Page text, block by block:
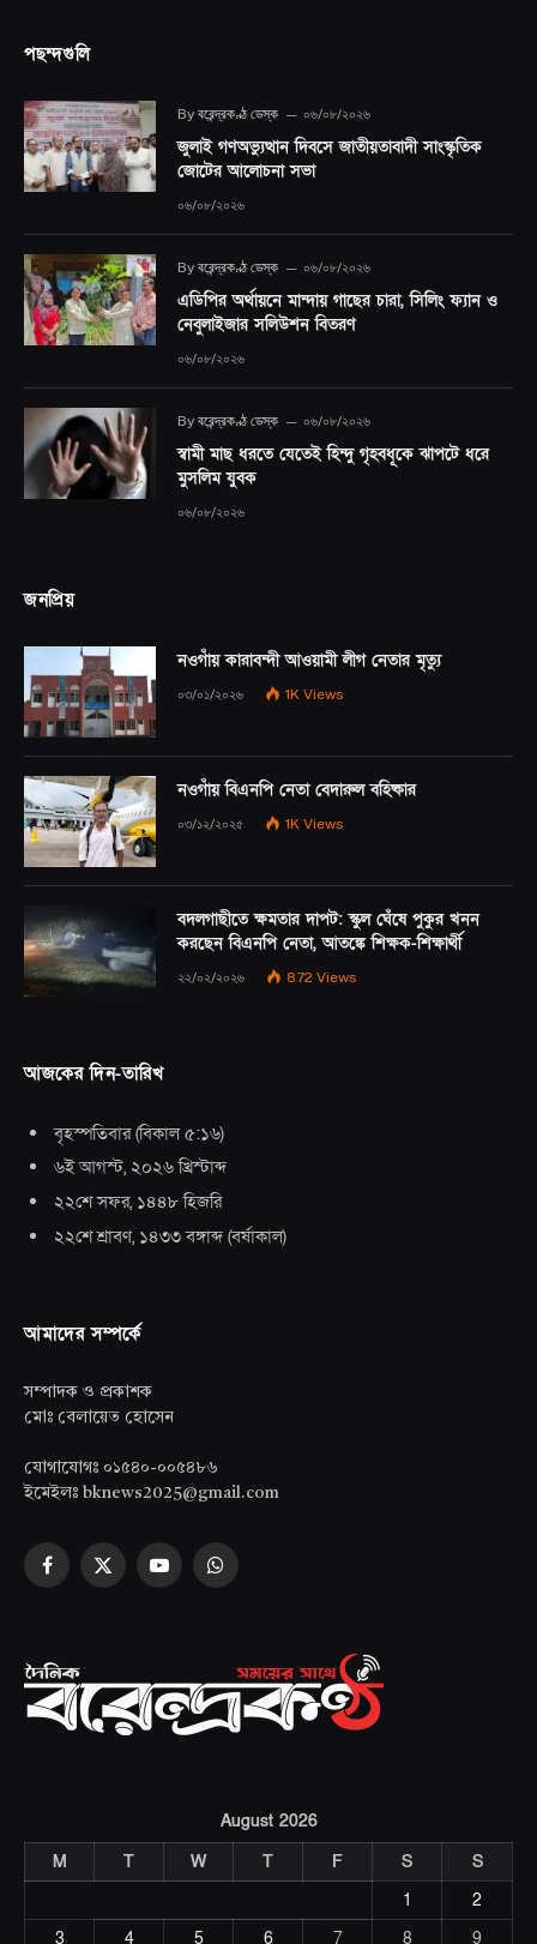
পছন্দগুলি
By বরেন্দ্রকণ্ঠ ডেস্ক ০৬/০৮/২০২৬
জুলাই গণঅভ্যুত্থান দিবসে জাতীয়তাবাদী সাংস্কৃতিক
জোটের আলোচনা সভা
০৬/০৮/২০২৬
By বরেন্দ্রকণ্ঠ ডেস্ক ০৬/০৮/২০২৬
এডিপির অর্থায়নে মান্দায় গাছের চারা, সিলিং ফ্যান ও
নেবুলাইজার সলিউশন বিতরণ
০৬/০৮/২০২৬
By বরেন্দ্রকণ্ঠ ডেস্ক ০৬/০৮/২০২৬
স্বামী মাছ ধরতে যেতেই হিন্দু গৃহবধূকে ঝাপটে ধরে
মুসলিম যুবক
০৬/০৮/২০২৬
জনপ্রিয়
নওগাঁয় কারাবন্দী আওয়ামী লীগ নেতার মৃত্যু
০৩/০১/২০২৬ 1K Views
নওগাঁয় বিএনপি নেতা বেদারুল বহিষ্কার
০৩/১২/২০২৫ 1K Views
বদলগাছীতে ক্ষমতার দাপট: স্কুল ঘেঁষে পুকুর খনন
করছেন বিএনপি নেতা, আতঙ্কে শিক্ষক-শিক্ষার্থী
২২/০২/২০২৬ 872 Views
আজকের দিন-তারিখ
বৃহস্পতিবার(বিকাল ৫:১৬)
৬ই আগস্ট, ২০২৬ খ্রিস্টাব্দ
২২শে সফর, ১৪৪৮ হিজরি
২২শে শ্রাবণ, ১৪৩৩ বঙ্গাব্দ (বর্ষাকাল)
আমাদের সম্পর্কে
সম্পাদক ও প্রকাশক
মোঃ বেলায়েত হোসেন
যোগাযোগঃ ০১৫৪০-০০৫৪৮৬
ইমেইলঃ bknews2025@gmail.com
Facebook
X
YouTubeWhatsApp
August 2026
M
T W T F S
S
1
2
3
4 5 6 7 8 9